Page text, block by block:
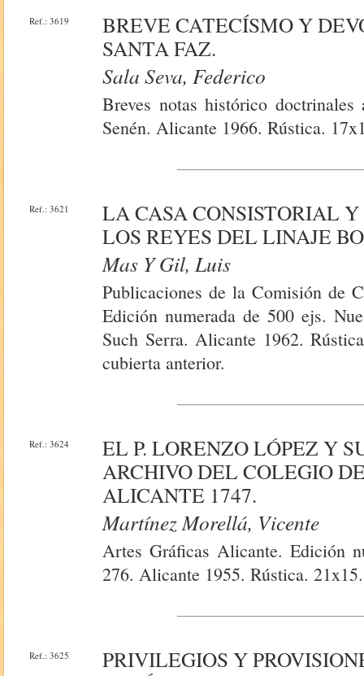
Ref.: 3619
BREVE CATECÍSMO Y
SANTA FAZ.
Sala Seva, Federico
Breves notas histórico
Senén. Alicante 1966. Rústica.
Ref.: 3621
LA CASA CONSISTORIAL
LOS REYES DEL LINAJE
Mas Y Gil, Luis
Publicaciones de la Comisión de
Edición numerada de 500 ejs.
Such Serra. Alicante 1962.
cubierta anterior.
Ref.: 3624
EL P. LORENZO LÓPEZ Y
ARCHIVO DEL COLEGIO
ALICANTE 1747.
Martínez Morellá, Vicente
Artes Gráficas Alicante. Edición
276. Alicante 1955. Rústica.
Ref.: 3625
PRIVILEGIOS Y